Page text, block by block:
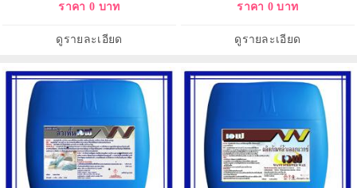
ราคา 0 บาท
ดูรายละเอียด
ราคา 0 บาท
ดูรายละเอียด